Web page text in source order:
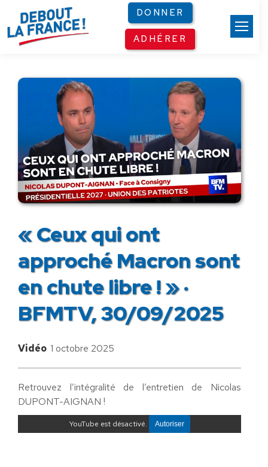
DONNER
ADHÉRER
« Ceux qui ont
approché Macron sont
en chute libre ! » ·
BFMTV, 30/09/2025
Vidéo 1 octobre 2025
Retrouvez l’intégralité de l’entretien de Nicolas
DUPONT-AIGNAN !
YouTube est désactivé. Autoriser
Panneau de gestion des cookies